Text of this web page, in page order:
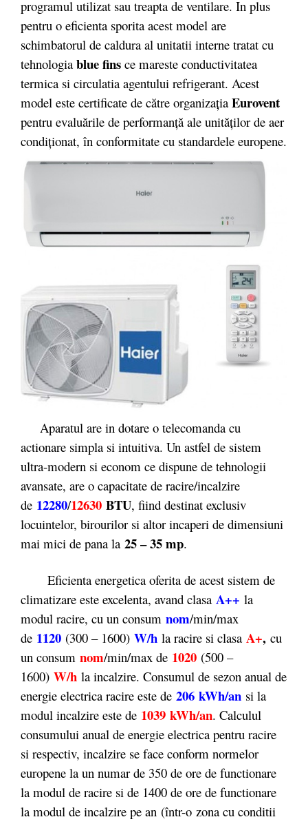
programul utilizat sau treapta de ventilare. In plus
pentru o eficienta sporita acest model are
schimbatorul de caldura al unitatii interne tratat cu
tehnologia blue fins ce mareste conductivitatea
termica si circulatia agentului refrigerant. Acest
model este certificate de către organizația Eurovent
pentru evaluările de performanță ale unităților de aer
condiționat, în conformitate cu standardele europene.
Aparatul are in dotare o telecomanda cu
actionare simpla si intuitiva. Un astfel de sistem
ultra-modern si econom ce dispune de tehnologii
avansate, are o capacitate de racire/incalzire
de 12280/12630 BTU, fiind destinat exclusiv
locuintelor, birourilor si altor incaperi de dimensiuni
mai mici de pana la 25 – 35 mp.
Eficienta energetica oferita de acest sistem de
climatizare este excelenta, avand clasa A++ la
modul racire, cu un consum nom/min/max
de 1120 (300 – 1600) W/h la racire si clasa A+, cu
un consum nom/min/max de 1020 (500 –
1600) W/h la incalzire. Consumul de sezon anual de
energie electrica racire este de 206 kWh/an si la
modul incalzire este de 1039 kWh/an. Calculul
consumului anual de energie electrica pentru racire
si respectiv, incalzire se face conform normelor
europene la un numar de 350 de ore de functionare
la modul de racire si de 1400 de ore de functionare
la modul de incalzire pe an (într-o zona cu conditii